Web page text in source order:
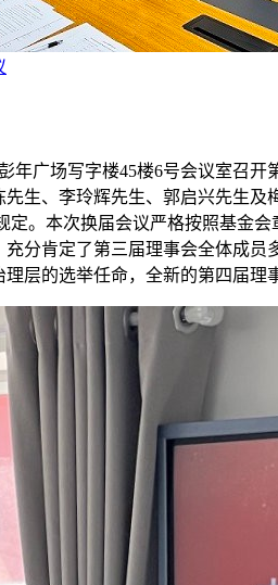
年广场写字楼45楼6号会议室召
生、李玲辉先生、郭启兴先生
定。本次换届会议严格按照基金
分肯定了第三届理事会全体成
层的选举任命，全新的第四届理